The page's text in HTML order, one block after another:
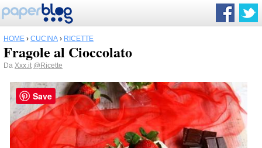
HOME › CUCINA › RICETTE
Fragole al Cioccolato
Da Xxx.it @Ricette
Save